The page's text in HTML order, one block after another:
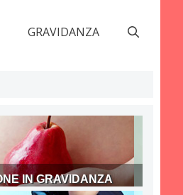
GRAVIDANZA
IN GRAVIDANZA